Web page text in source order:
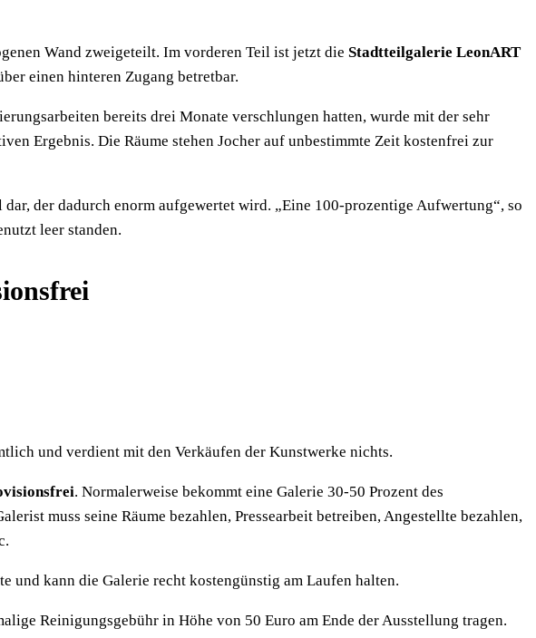
Wand zweigeteilt. Im vorderen Teil ist jetzt die Stadtteilgalerie LeonART
einen hinteren Zugang betretbar.
bereits drei Monate verschlungen hatten, wurde mit der sehr
Ergebnis. Die Räume stehen Jocher auf unbestimmte Zeit kostenfrei zur
der dadurch enorm aufgewertet wird. „Eine 100-prozentige Aufwertung“, so
leer standen.
und verdient mit den Verkäufen der Kunstwerke nichts.
. Normalerweise bekommt eine Galerie 30-50 Prozent des
muss seine Räume bezahlen, Pressearbeit betreiben, Angestellte bezahlen,
und kann die Galerie recht kostengünstig am Laufen halten.
Reinigungsgebühr in Höhe von 50 Euro am Ende der Ausstellung tragen.